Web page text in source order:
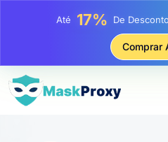
Até25%Desconto Em
Desconto Em
Comprar